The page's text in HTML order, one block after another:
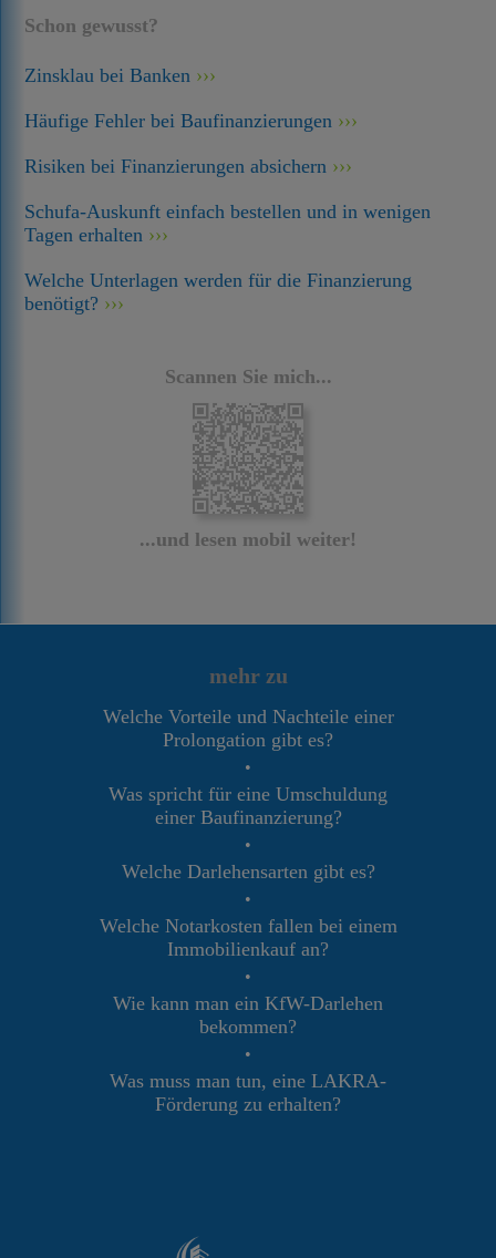
Schon gewusst?
Zinsklau bei Banken
Häufige Fehler bei Baufinanzierungen
Risiken bei Finanzierungen absichern
Schufa-Auskunft einfach bestellen und in wenigen
Tagen erhalten
Welche Unterlagen werden für die Finanzierung
benötigt?
Scannen Sie mich...
...und lesen mobil weiter!
mehr zu
Welche Vorteile und Nachteile einer
Prolongation gibt es?
•
Was spricht für eine Umschuldung
einer Baufinanzierung?
•
Welche Darlehensarten gibt es?
•
Welche Notarkosten fallen bei einem
Immobilienkauf an?
•
Wie kann man ein KfW-Darlehen
bekommen?
•
Was muss man tun, eine LAKRA-
Förderung zu erhalten?